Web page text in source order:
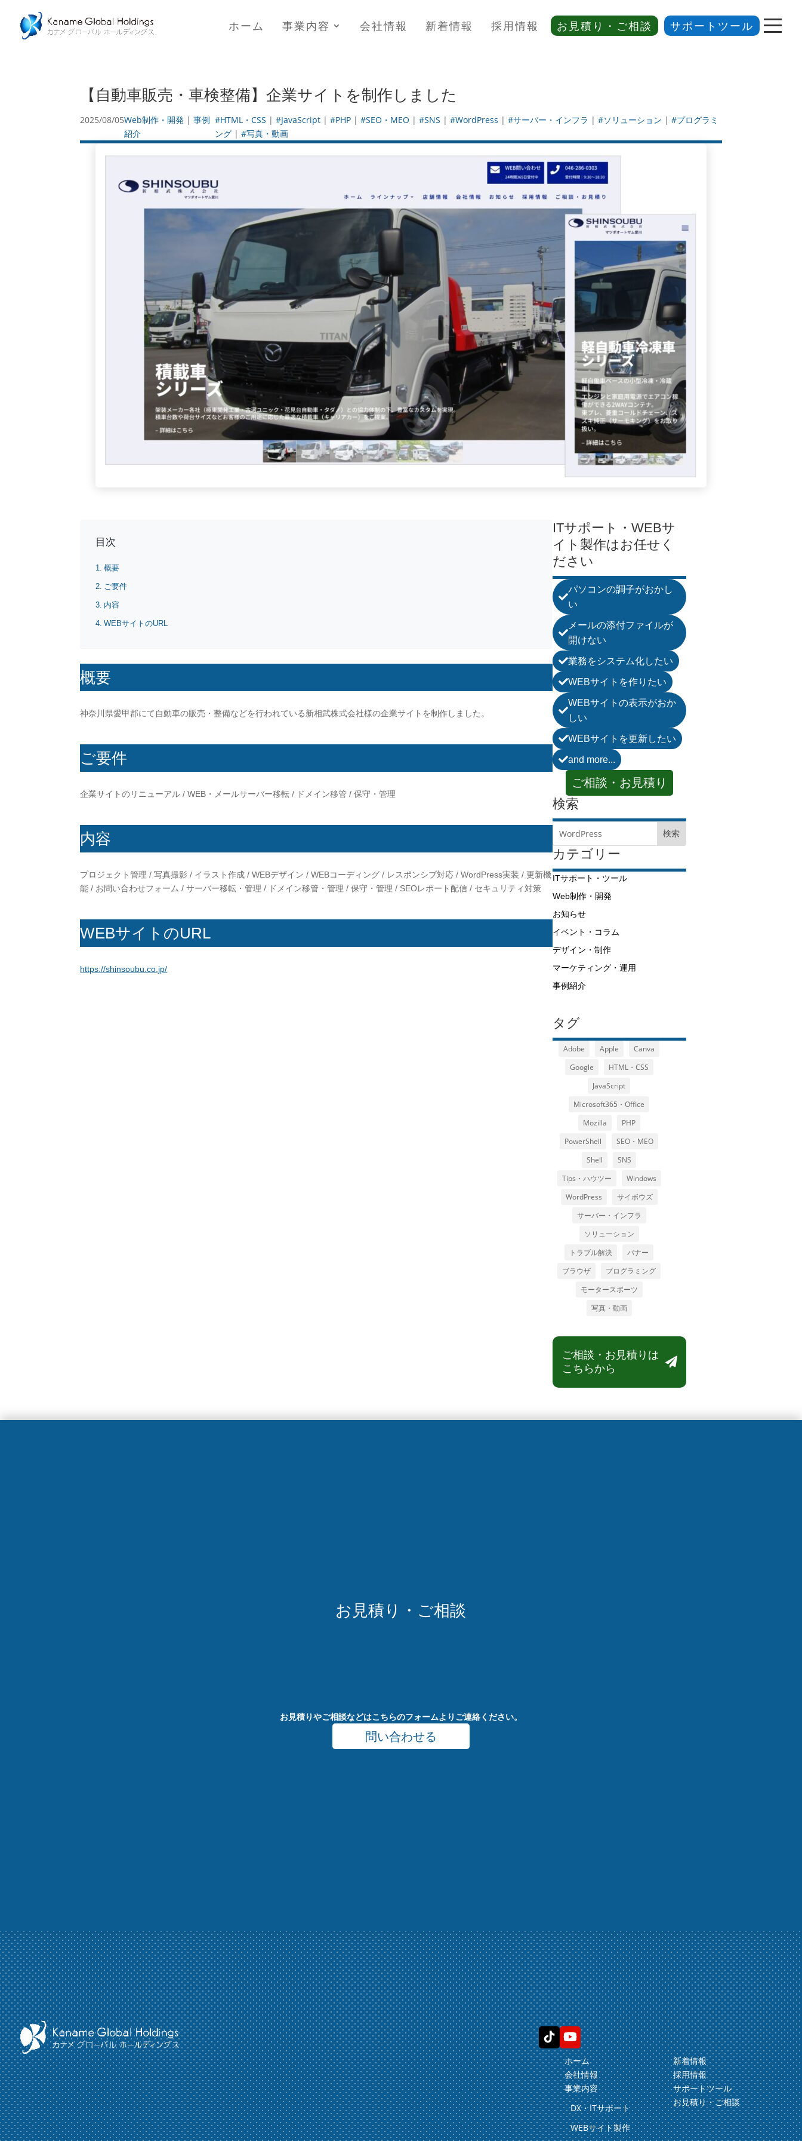
ホーム 事業内容 会社情報 新着情報 採用情報 お見積り・ご相談 サポートツール
【自動車販売・車検整備】企業サイトを制作しました
2025/08/05Web制作・開発 |事例
紹介
#HTML・CSS | #JavaScript| #PHP| #SEO・MEO | #SNS | #WordPress | #サーバー・インフラ | #ソリューション | #プログラミ
ング| #写真・動画
目次
概要
ご要件
内容
WEBサイトのURL
概要
神奈川県愛甲郡にて自動車の販売・整備などを行われている新相武株式会社様の企業サイトを制作しました。
ご要件
企業サイトのリニューアル / WEB・メールサーバー移転 / ドメイン移管 / 保守・管理
内容
プロジェクト管理 / 写真撮影 / イラスト作成 / WEBデザイン / WEBコーディング / レスポンシブ対応 / WordPress実装 / 更新機
能 / お問い合わせフォーム / サーバー移転・管理 / ドメイン移管・管理 / 保守・管理 / SEOレポート配信 / セキュリティ対策
WEBサイトのURL
https://shinsoubu.co.jp/
ITサポート・WEBサ
イト製作はお任せく
ださい

パソコンの調子がおかし
い

メールの添付ファイルが
開けない
業務をシステム化したい
WEBサイトを作りたい

WEBサイトの表示がおか
しい
WEBサイトを更新したい
and more...
ご相談・お見積り
検索
カテゴリー
ITサポート・ツール
Web制作・開発
お知らせ
イベント・コラム
デザイン・制作
マーケティング・運用
事例紹介
タグ
Adobe Apple
Canva
Google
HTML・CSS
JavaScript
Microsoft365・Office
Mozilla
PHP
PowerShell
SEO・MEO
Shell
SNS
Tips・ハウツー
Windows
WordPress
サイボウズ
サーバー・インフラ
ソリューション
トラブル解決
バナー
ブラウザ
プログラミング
モータースポーツ
写真・動画
ご相談・お見積りは
こちらから

お見積り ・ ご相談
お見積りやご相談などはこちらのフォームよりご連絡ください。
問い合わせる
ホーム
会社情報
事業内容
DX・ITサポート
WEBサイト製作
新着情報
採用情報
サポートツール
お見積り・ご相談